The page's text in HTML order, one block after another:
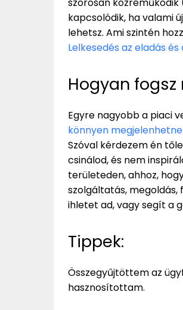
kapcsolódik, ha valami
lehetsz. Ami szintén
Lelkesedés az eladás
Hogyan
Egyre nagyobb a piaci
könnyen
Szóval kérdezem én
csinálod, és nem
területeden, ahhoz,
szolgáltatás,
ihletet ad, vagy segít a
Tippek:
Összegyűjtöttem az
hasznosítottam.